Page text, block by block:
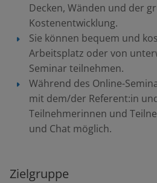
Decken, Wänden und der
Kostenentwicklung.
Sie können bequem und
Arbeitsplatz oder von
Seminar teilnehmen.
Während des Online-
mit dem/der Referent:in
Teilnehmerinnen und
und Chat möglich.
Zielgruppe